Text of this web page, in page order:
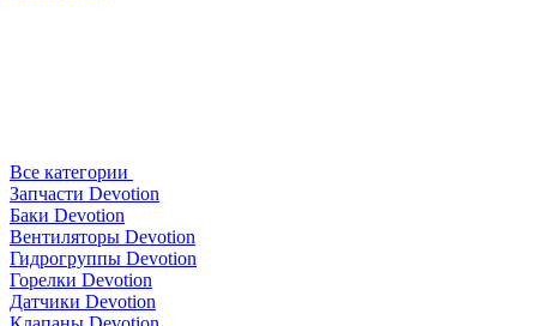
Все категории
Запчасти Devotion
Баки Devotion
Вентиляторы Devotion
Гидрогруппы Devotion
Горелки Devotion
Датчики Devotion